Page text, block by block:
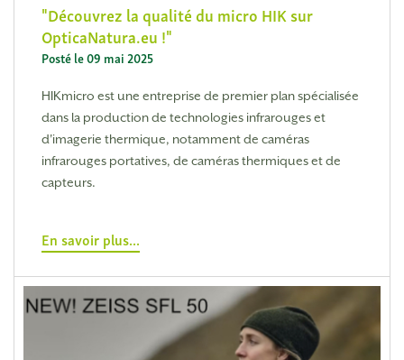
Découvrez la qualité du micro HIK sur
OpticaNatura.eu !
Posté le 09 mai 2025
HIKmicro est une entreprise de premier plan spécialisée
dans la production de technologies infrarouges et
d'imagerie thermique, notamment de caméras
infrarouges portatives, de caméras thermiques et de
capteurs.
En savoir plus...